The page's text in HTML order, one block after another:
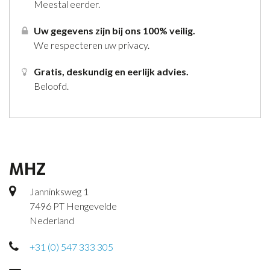
Meestal eerder.
Uw gegevens zijn bij ons 100% veilig.
We respecteren uw privacy.
Gratis, deskundig en eerlijk advies.
Beloofd.
MHZ
Janninksweg 1
7496 PT Hengevelde
Nederland
+31 (0) 547 333 305